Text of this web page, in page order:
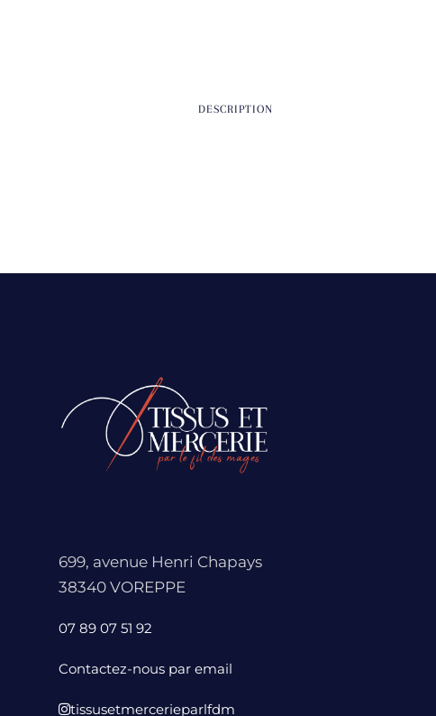
DESCRIPTION
699, avenue Henri Chapays
38340 VOREPPE
07 89 07 51 92
Contactez-nous par email
tissusetmercerieparlfdm